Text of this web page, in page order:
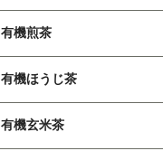
有機煎茶
有機ほうじ茶
有機玄米茶